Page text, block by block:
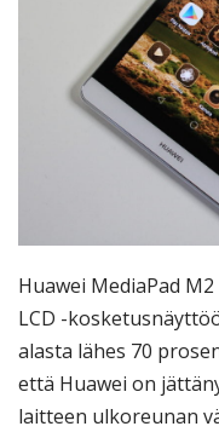
Huawei MediaPad
LCD -
alasta lähes 70
että Huawei on
laitteen ulkoreunan